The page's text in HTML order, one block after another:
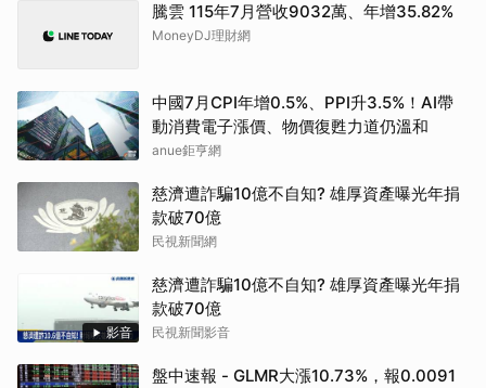
騰雲 115年7月營收9032萬、年增35.82%
MoneyDJ理財網
中國7月CPI年增0.5%、PPI升3.5%！AI帶
動消費電子漲價、物價復甦力道仍溫和
anue鉅亨網
慈濟遭詐騙10億不自知? 雄厚資產曝光年捐
款破70億
民視新聞網
影音
慈濟遭詐騙10億不自知? 雄厚資產曝光年捐
款破70億
民視新聞影音
盤中速報 - GLMR大漲10.73%，報0.0091